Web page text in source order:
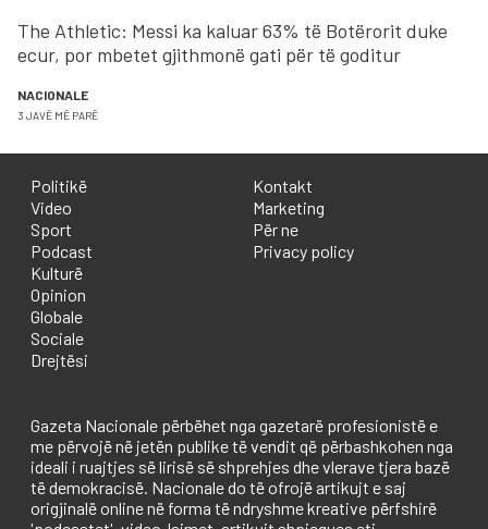
The Athletic: Messi ka kaluar 63% të Botërorit duke
ecur, por mbetet gjithmonë gati për të goditur
NACIONALE
3 JAVË MË PARË
Politikë
Video
Sport
Podcast
Kulturë
Opinion
Globale
Sociale
Drejtësi
Kontakt
Marketing
Për ne
Privacy policy
Gazeta Nacionale përbëhet nga gazetarë profesionistë e
me përvojë në jetën publike të vendit që përbashkohen nga
ideali i ruajtjes së lirisë së shprehjes dhe vlerave tjera bazë
të demokracisë. Nacionale do të ofrojë artikujt e saj
origjinalë online në forma të ndryshme kreative përfshirë